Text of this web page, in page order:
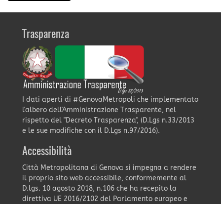
Trasparenza
I dati aperti di #GenovaMetropoli che implementato
l'albero dell'Amministrazione Trasparente, nel
rispetto del "Decreto Trasparenza", (D.Lgs n.33/2013
e le sue modifiche con il D.Lgs n.97/2016).
Accessibilità
Città Metropolitana di Genova si impegna a rendere
il proprio sito web accessibile, conformemente al
D.lgs. 10 agosto 2018, n.106 che ha recepito la
direttiva UE 2016/2102 del Parlamento europeo e